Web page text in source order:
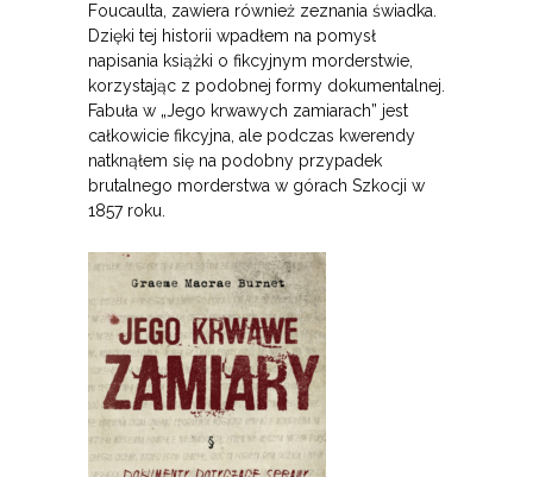
Foucaulta, zawiera również zeznania świadka.
Dzięki tej historii wpadłem na pomysł
napisania książki o fikcyjnym morderstwie,
korzystając z podobnej formy dokumentalnej.
Fabuła w „Jego krwawych zamiarach” jest
całkowicie fikcyjna, ale podczas kwerendy
natknąłem się na podobny przypadek
brutalnego morderstwa w górach Szkocji w
1857 roku.